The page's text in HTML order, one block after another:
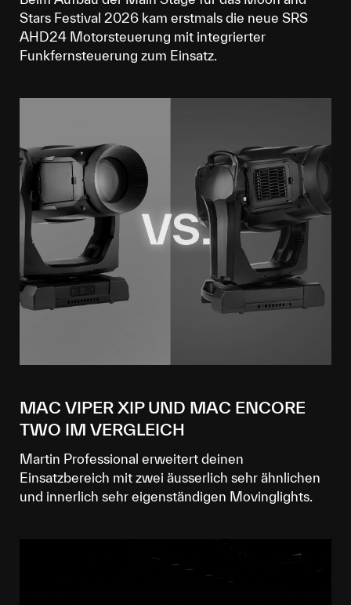
Stars Festival 2026 kam erstmals die neue SRS
AHD24 Motorsteuerung mit integrierter
Funkfernsteuerung zum Einsatz.
MAC VIPER XIP UND MAC ENCORE
TWO IM VERGLEICH
Martin Professional erweitert deinen
Einsatzbereich mit zwei äusserlich sehr ähnlichen
und innerlich sehr eigenständigen Movinglights.